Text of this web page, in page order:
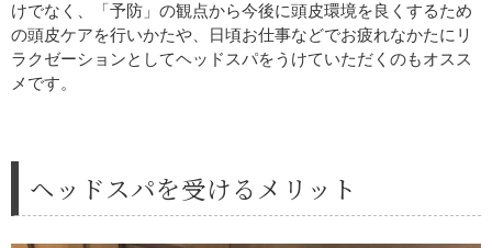
けでなく、「予防」の観点から今後に頭皮環境を良くするため
の頭皮ケアを行いかたや、日頃お仕事などでお疲れなかたにリ
ラクゼーションとしてヘッドスパをうけていただくのもオスス
メです。
ヘッドスパを受けるメリット